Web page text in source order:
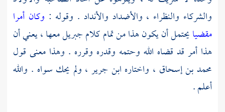
والشركاء والنظراء ، والأضداد والأنداد . وقوله : وكان أمرا
مقضيايحتمل أن يكون هذا من تمام كلامجبريلمعها ، يعني أن
هذا أمر قد قضاه الله وحتمه وقدره وقرره . وهذا معنى قول
محمد بن إسحاق ، واختاره ابن جرير ، ولم يحك سواه . والله
أعلم .